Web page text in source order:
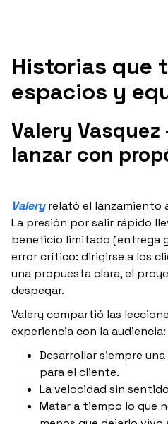
Historias que
espacios y
Valery Vasquez
lanzar con
Valeryrelató el lanzamiento
La presión por salir rápido
beneficio limitado (entrega
error crítico: dirigirse a los
una propuesta clara, el
despegar.
Valery compartió las
experiencia con la audiencia:
Desarrollar siempre
para el cliente.
La velocidad sin
Matar a tiempo lo que